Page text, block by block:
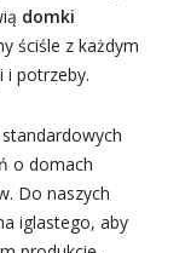
domki
ściśle z każdym
i potrzeby.
o domach
Do naszych
iglastego, aby